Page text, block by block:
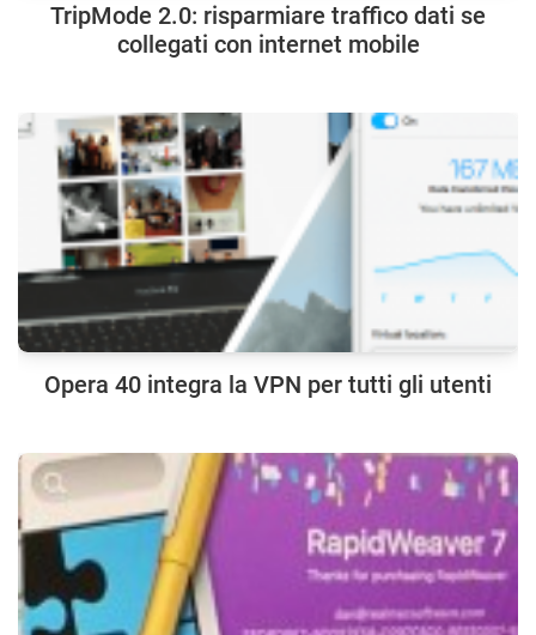
TripMode 2.0: risparmiare traffico dati se
collegati con internet mobile
Opera 40 integra la VPN per tutti gli utenti